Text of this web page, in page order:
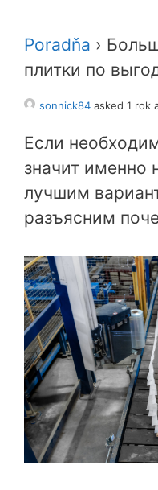
Poradňa ›
плитки по
sonnick84 asked 1 rok
Если
значит именно
лучшим
разъясним